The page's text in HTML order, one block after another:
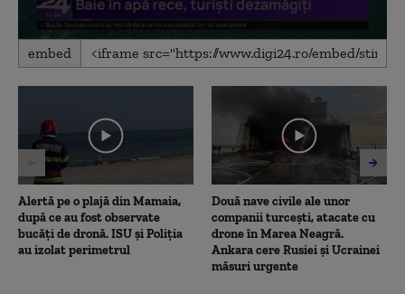
0
seconds
1
seconds
embed
Alertă pe o plajă din Mamaia,
după ce au fost observate
bucăți de dronă. ISU și Poliția
au izolat perimetrul
Două nave civile ale unor
companii turcești, atacate cu
drone în Marea Neagră.
Ankara cere Rusiei și Ucrainei
măsuri urgente